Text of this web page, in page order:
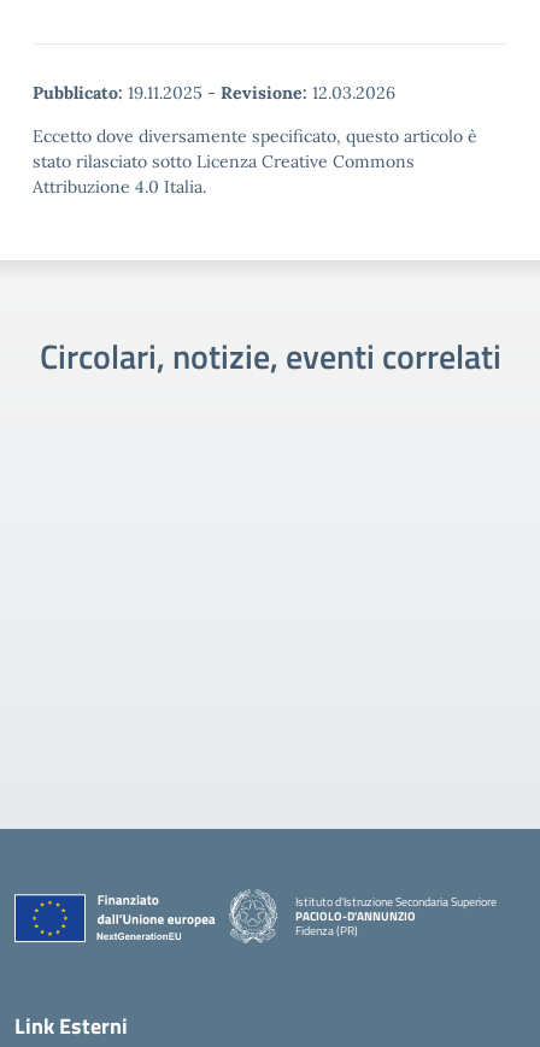
Pubblicato: 19.11.2025 - Revisione: 12.03.2026
Eccetto dove diversamente specificato, questo articolo è
stato rilasciato sotto Licenza Creative Commons
Attribuzione 4.0 Italia.
Circolari, notizie, eventi correlati
Istituto d'Istruzione Secondaria Superiore
PACIOLO-D'ANNUNZIO
Fidenza (PR)
Link Esterni